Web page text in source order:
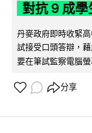
對抗 9 成
丹麥政府即時收緊
試接受口頭答辯，
要在筆試監察電腦
分享